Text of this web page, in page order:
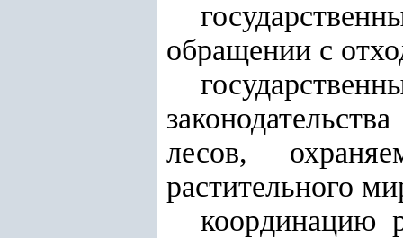
обращении с
лесов,
растительного
координацию